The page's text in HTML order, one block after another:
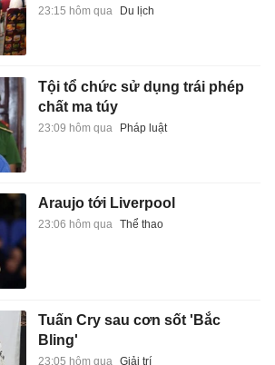
23:15 hôm qua Du lịch
Tội tổ chức sử dụng trái phép
chất ma túy
23:09 hôm qua Pháp luật
Araujo tới Liverpool
23:06 hôm qua Thể thao
Tuấn Cry sau cơn sốt 'Bắc
Bling'
23:05 hôm qua Giải trí